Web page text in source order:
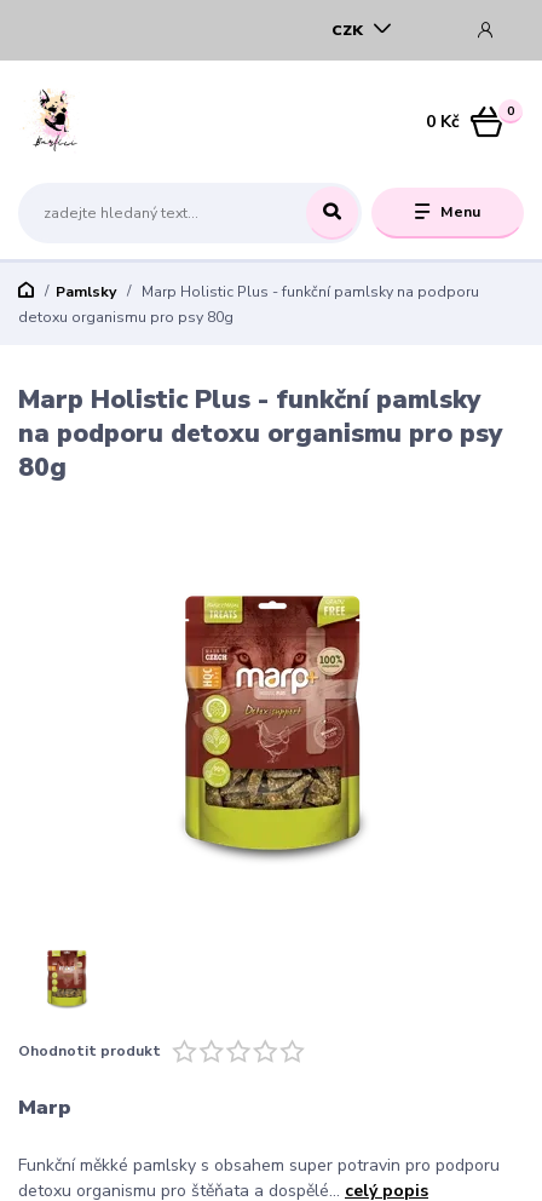
Menu
CZK
0
0 Kč
Pamlsky
Marp Holistic Plus - funkční pamlsky na podporu
detoxu organismu pro psy 80g
Marp Holistic Plus - funkční pamlsky
na podporu detoxu organismu pro psy
80g
Ohodnotit produkt
Marp
Funkční měkké pamlsky s obsahem super potravin pro podporu
detoxu organismu pro štěňata a dospělé… celý popis